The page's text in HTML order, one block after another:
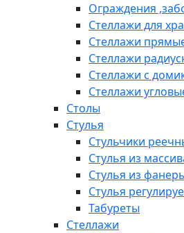
Ограждения
Стеллажи для
Стеллажи
Стеллажи
Стеллажи с
Стеллажи
Столы
Стулья
Стульчики
Стулья из
Стулья из
Стулья
Табуреты
Стеллажи